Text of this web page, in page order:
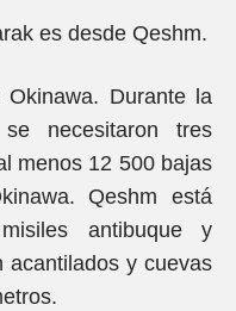
es desde Qeshm.
Durante la
necesitaron tres
menos 12 500 bajas
Qeshm está
antibuque y
acantilados y cuevas